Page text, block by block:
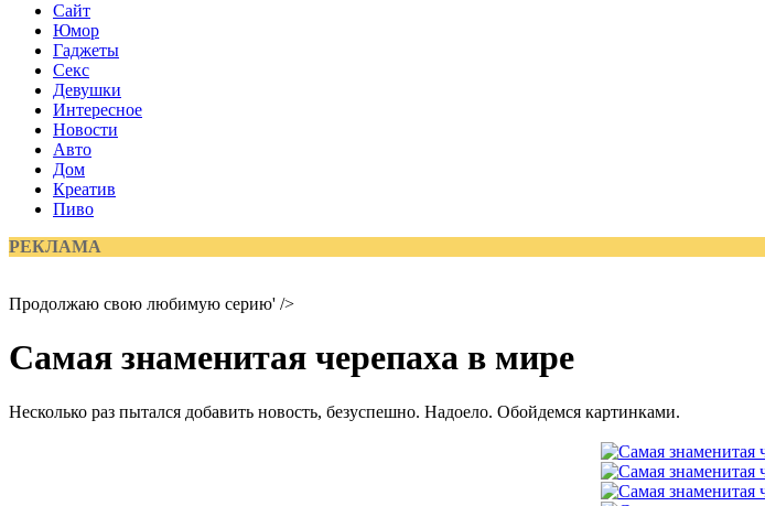
Сайт
Юмор
Гаджеты
Секс
Девушки
Интересное
Новости
Авто
Дом
Креатив
Пиво
РЕКЛАМА
Продолжаю свою любимую серию' />
Самая знаменитая черепаха в мире
Несколько раз пытался добавить новость, безуспешно. Надоело. Обойдемся картинками.